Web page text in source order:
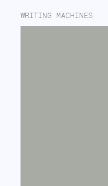
WRITING MACHINES